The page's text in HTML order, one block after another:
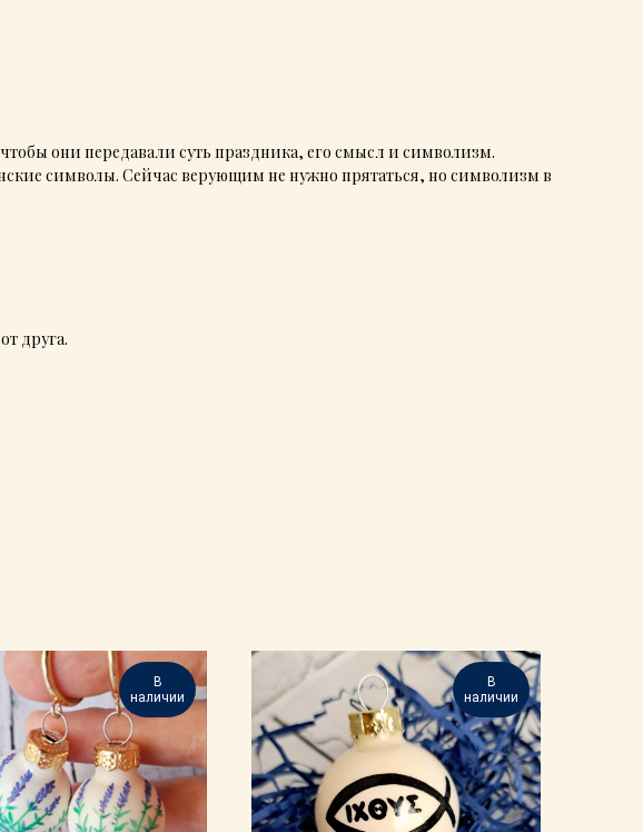
они передавали суть праздника, его смысл и символизм.
символы. Сейчас верующим не нужно прятаться, но символизм в
друга.
В
наличии
В
наличии